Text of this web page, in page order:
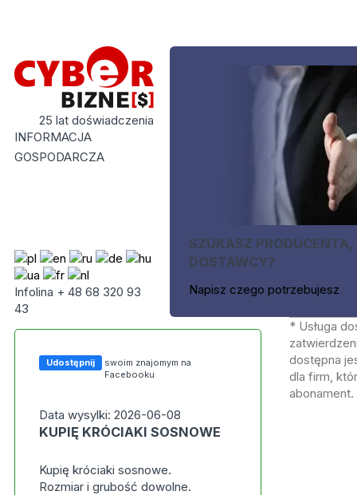
25 lat doświadczenia
INFORMACJA
GOSPODARCZA
Infolina + 48 68 320 93
43
SZUKASZ PRODUCENTA,
DOSTAWCY?
Napisz czego potrzebujesz
Udostępnij
swoim znajomym na
Facebooku
Data wysylki: 2026-06-08
KUPIĘ KRÓCIAKI SOSNOWE
Kupię króciaki sosnowe.
Rozmiar i grubość dowolne.
* Usługa
dostępna
dla firm,
abonament.